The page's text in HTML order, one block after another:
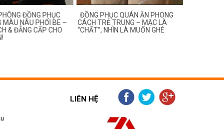
ĐỒNG PHỤC
NÂU PHỐI BE –
& ĐẲNG CẤP CHO
ĐỒNG PHỤC QUÁN ĂN PHONG
CÁCH TRẺ TRUNG – MẶC LÀ
“CHẤT”, NHÌN LÀ MUỐN GHÉ
LIÊN HỆ